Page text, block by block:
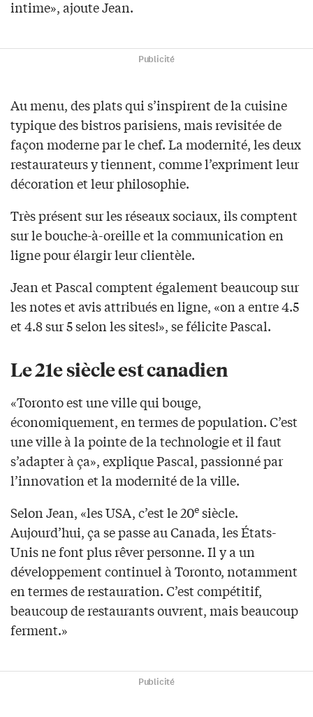
intime», ajoute Jean.
Publicité
Au menu, des plats qui s’inspirent de la cuisine
typique des bistros parisiens, mais revisitée de
façon moderne par le chef. La modernité, les deux
restaurateurs y tiennent, comme l’expriment leur
décoration et leur philosophie.
Très présent sur les réseaux sociaux, ils comptent
sur le bouche-à-oreille et la communication en
ligne pour élargir leur clientèle.
Jean et Pascal comptent également beaucoup sur
les notes et avis attribués en ligne, «on a entre 4.5
et 4.8 sur 5 selon les sites!», se félicite Pascal.
Le 21e siècle est canadien
«Toronto est une ville qui bouge,
économiquement, en termes de population. C’est
une ville à la pointe de la technologie et il faut
s’adapter à ça», explique Pascal, passionné par
l’innovation et la modernité de la ville.
Selon Jean, «les USA, c’est le 20e siècle.
Aujourd’hui, ça se passe au Canada, les États-
Unis ne font plus rêver personne. Il y a un
développement continuel à Toronto, notamment
en termes de restauration. C’est compétitif,
beaucoup de restaurants ouvrent, mais beaucoup
ferment.»
Publicité